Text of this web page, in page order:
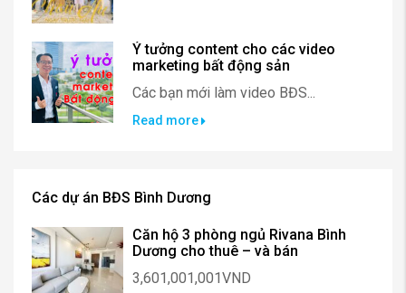
Ý tưởng content cho các video
marketing bất động sản
Các bạn mới làm video BĐS...
Read more
Các dự án BĐS Bình Dương
Căn hộ 3 phòng ngủ Rivana Bình
Dương cho thuê – và bán
3,601,001,001VND